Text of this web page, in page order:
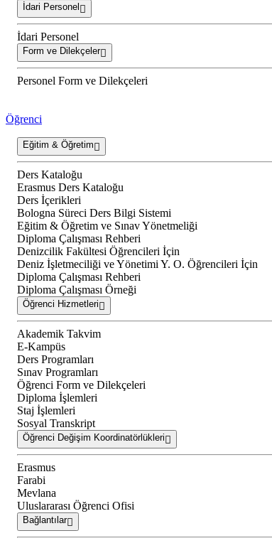
İdari Personel
İdari Personel
Form ve Dilekçeler
Personel Form ve Dilekçeleri
Öğrenci
Eğitim & Öğretim
Ders Kataloğu
Erasmus Ders Kataloğu
Ders İçerikleri
Bologna Süreci Ders Bilgi Sistemi
Eğitim & Öğretim ve Sınav Yönetmeliği
Diploma Çalışması Rehberi
Denizcilik Fakültesi Öğrencileri İçin
Deniz İşletmeciliği ve Yönetimi Y. O. Öğrencileri İçin
Diploma Çalışması Rehberi
Diploma Çalışması Örneği
Öğrenci Hizmetleri
Akademik Takvim
E-Kampüs
Ders Programları
Sınav Programları
Öğrenci Form ve Dilekçeleri
Diploma İşlemleri
Staj İşlemleri
Sosyal Transkript
Öğrenci Değişim Koordinatörlükleri
Erasmus
Farabi
Mevlana
Uluslararası Öğrenci Ofisi
Bağlantılar